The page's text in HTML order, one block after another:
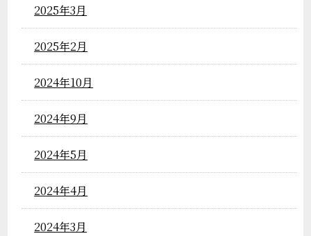
2025年3月
2025年2月
2024年10月
2024年9月
2024年5月
2024年4月
2024年3月